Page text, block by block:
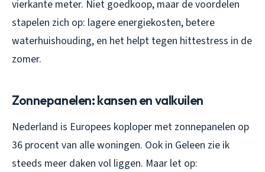
vierkante meter. Niet goedkoop, maar de voordelen
stapelen zich op: lagere energiekosten, betere
waterhuishouding, en het helpt tegen hittestress in de
zomer.
Zonnepanelen: kansen en valkuilen
Nederland is Europees koploper met zonnepanelen op
36 procent van alle woningen. Ook in Geleen zie ik
steeds meer daken vol liggen. Maar let op: